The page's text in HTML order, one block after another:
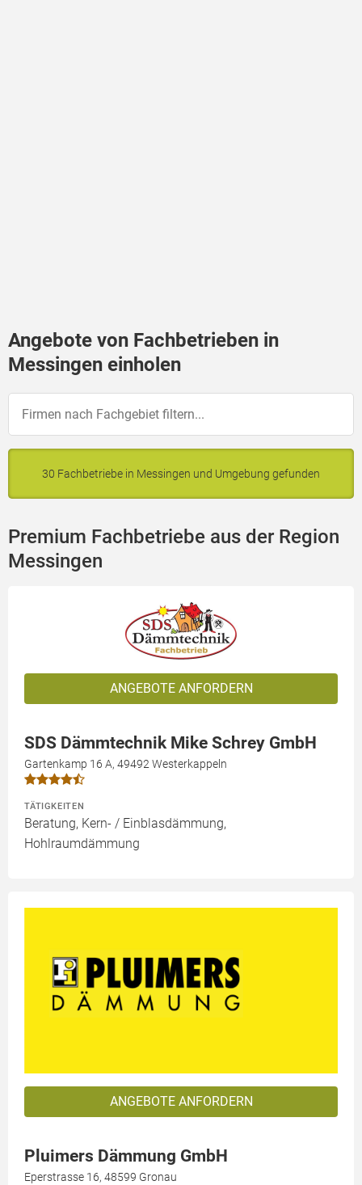
Angebote von Fachbetrieben in
Messingen einholen
30 Fachbetriebe in Messingen und Umgebung gefunden
Premium Fachbetriebe aus der Region
Messingen
ANGEBOTE ANFORDERN
SDS Dämmtechnik Mike Schrey GmbH
Gartenkamp 16 A, 49492 Westerkappeln
TÄTIGKEITEN
Beratung, Kern- / Einblasdämmung,
Hohlraumdämmung
ANGEBOTE ANFORDERN
Pluimers Dämmung GmbH
Eperstrasse 16, 48599 Gronau